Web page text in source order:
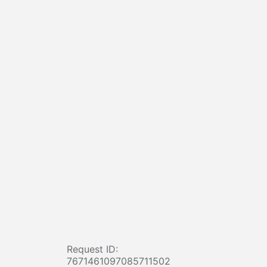
Request ID:
7671461097085711502